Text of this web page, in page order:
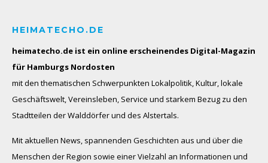
HEIMATECHO.DE
heimatecho.de ist ein online erscheinendes Digital-Magazin
für Hamburgs Nordosten
mit den thematischen Schwerpunkten Lokalpolitik, Kultur, lokale
Geschäftswelt, Vereinsleben, Service und starkem Bezug zu den
Stadtteilen der Walddörfer und des Alstertals.
Mit aktuellen News, spannenden Geschichten aus und über die
Menschen der Region sowie einer Vielzahl an Informationen und